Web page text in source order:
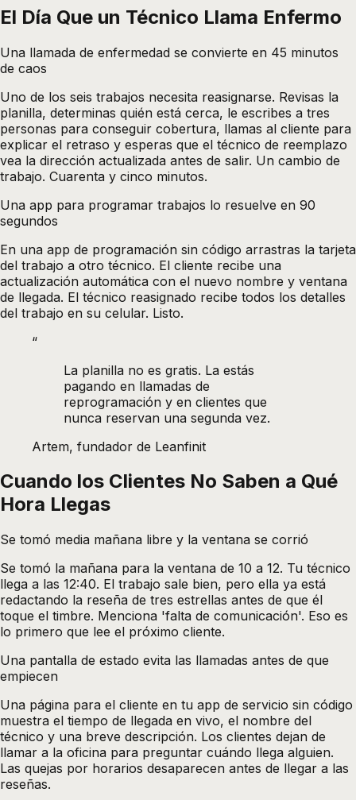
El Día Que un Técnico Llama Enfermo
Una llamada de enfermedad se convierte en 45 minutos
de caos
Uno de los seis trabajos necesita reasignarse. Revisas la
planilla, determinas quién está cerca, le escribes a tres
personas para conseguir cobertura, llamas al cliente para
explicar el retraso y esperas que el técnico de reemplazo
vea la dirección actualizada antes de salir. Un cambio de
trabajo. Cuarenta y cinco minutos.
Una app para programar trabajos lo resuelve en 90
segundos
En una app de programación sin código arrastras la tarjeta
del trabajo a otro técnico. El cliente recibe una
actualización automática con el nuevo nombre y ventana
de llegada. El técnico reasignado recibe todos los detalles
del trabajo en su celular. Listo.
“
La planilla no es gratis. La estás
pagando en llamadas de
reprogramación y en clientes que
nunca reservan una segunda vez.
Artem, fundador de Leanfinit
Cuando los Clientes No Saben a Qué
Hora Llegas
Se tomó media mañana libre y la ventana se corrió
Se tomó la mañana para la ventana de 10 a 12. Tu técnico
llega a las 12:40. El trabajo sale bien, pero ella ya está
redactando la reseña de tres estrellas antes de que él
toque el timbre. Menciona 'falta de comunicación'. Eso es
lo primero que lee el próximo cliente.
Una pantalla de estado evita las llamadas antes de que
empiecen
Una página para el cliente en tu app de servicio sin código
muestra el tiempo de llegada en vivo, el nombre del
técnico y una breve descripción. Los clientes dejan de
llamar a la oficina para preguntar cuándo llega alguien.
Las quejas por horarios desaparecen antes de llegar a las
reseñas.